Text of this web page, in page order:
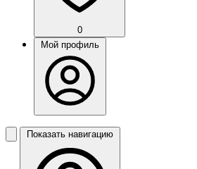
0
Мой профиль
Показать навигацию